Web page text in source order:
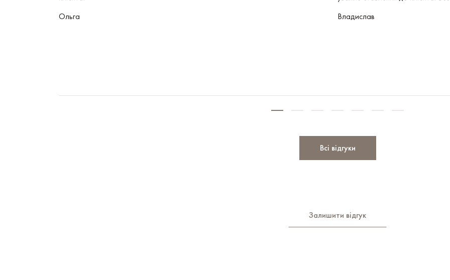
Ольга
Владислав
Всі відгуки
Залишити відгук